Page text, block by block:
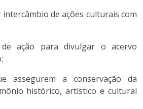
de ações culturais com
ação para divulgar o acervo
assegurem a conservação da
histórico, artístico e cultural